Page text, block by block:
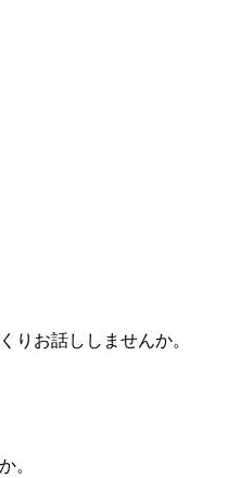
りお話ししませんか。
。